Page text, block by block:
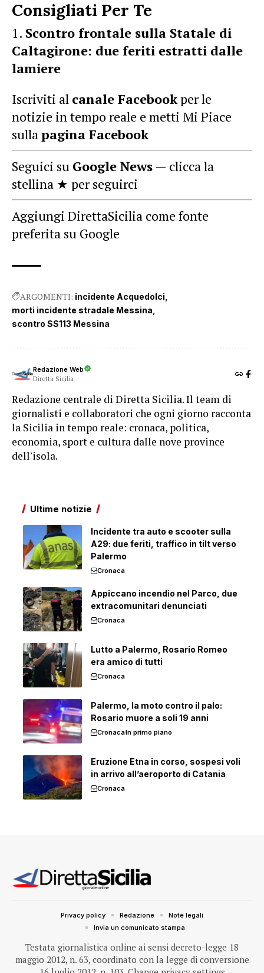
Consigliati Per Te
Scontro frontale sulla Statale di
Caltagirone: due feriti estratti dalle
lamiere
Iscriviti al canale Facebookper le
notizie in tempo reale e metti Mi Piace
sullapagina Facebook
Seguici su Google News — clicca la
stellina ★ per seguirci
Aggiungi DirettaSicilia come fonte
preferita su Google
ARGOMENTI: incidente Acquedolci
morti incidente stradale Messina
scontro SS113 Messina
Redazione Web
Diretta Sicilia
Redazione centrale di Diretta Sicilia. Il team di
giornalisti e collaboratori che ogni giorno racconta
la Sicilia in tempo reale: cronaca, politica,
economia, sport e cultura dalle nove province
dell'isola.
Ultime notizie
Incidente tra auto e scooter sulla
A29: due feriti, traffico in tilt verso
Palermo
Cronaca
Appiccano incendio nel Parco, due
extracomunitari denunciati
Cronaca
Lutto a Palermo, Rosario Romeo
era amico di tutti
Cronaca
Palermo, la moto contro il palo:
Rosario muore a soli 19 anni
CronacaIn primo piano
Eruzione Etna in corso, sospesi voli
in arrivo all’aeroporto di Catania
Cronaca
Testata giornalistica online ai sensi decreto-legge 18
maggio 2012, n. 63, coordinato con la legge di conversione
Privacy policy Redazione
Note legali
Invia un comunicato stampa